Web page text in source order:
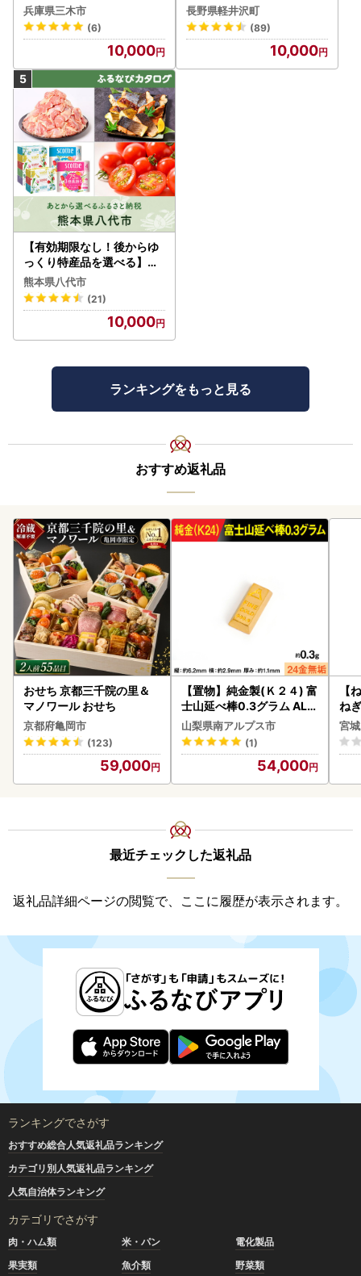
）
兵庫県三木市
(6)
10,000
るなびトラベルポイント
長野県軽井沢町
(89)
10,000
【有効期限なし！後からゆ
っくり特産品を選べる】熊
本県八代市カタログポイン
ト
熊本県八代市
(21)
10,000
ランキングをもっと見る
おすすめ返礼品
おせち 京都三千院の里＆
マノワール おせち
京都府亀岡市
(123)
59,000
【置物】純金製(Ｋ２４) 富
士山延べ棒0.3グラム ALP
BK193
山梨県南アルプス市
(1)
54,000
【
ね
宮
最近チェックした返礼品
返礼品詳細ページの閲覧で、ここに履歴が表示されます。
ランキングでさがす
おすすめ総合人気返礼品ランキング
カテゴリ別人気返礼品ランキング
人気自治体ランキング
カテゴリでさがす
肉・ハム類 米・パン
電化製品
果実類
魚介類
野菜類